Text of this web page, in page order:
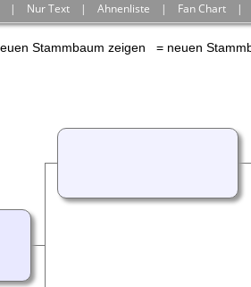
| Nur Text |Ahnenliste | Fan Chart |
= neuen